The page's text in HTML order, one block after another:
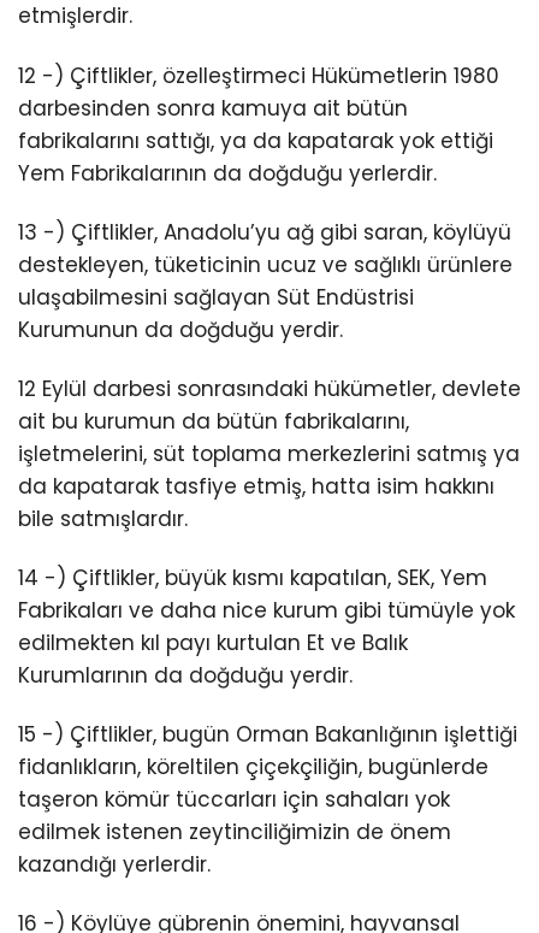
etmişlerdir.
12 -) Çiftlikler, özelleştirmeci Hükümetlerin 1980
darbesinden sonra kamuya ait bütün
fabrikalarını sattığı, ya da kapatarak yok ettiği
Yem Fabrikalarının da doğduğu yerlerdir.
13 -) Çiftlikler, Anadolu’yu ağ gibi saran, köylüyü
destekleyen, tüketicinin ucuz ve sağlıklı ürünlere
ulaşabilmesini sağlayan Süt Endüstrisi
Kurumunun da doğduğu yerdir.
12 Eylül darbesi sonrasındaki hükümetler, devlete
ait bu kurumun da bütün fabrikalarını,
işletmelerini, süt toplama merkezlerini satmış ya
da kapatarak tasfiye etmiş, hatta isim hakkını
bile satmışlardır.
14 -) Çiftlikler, büyük kısmı kapatılan, SEK, Yem
Fabrikaları ve daha nice kurum gibi tümüyle yok
edilmekten kıl payı kurtulan Et ve Balık
Kurumlarının da doğduğu yerdir.
15 -) Çiftlikler, bugün Orman Bakanlığının işlettiği
fidanlıkların, köreltilen çiçekçiliğin, bugünlerde
taşeron kömür tüccarları için sahaları yok
edilmek istenen zeytinciliğimizin de önem
kazandığı yerlerdir.
16 -) Köylüye gübrenin önemini, hayvansal